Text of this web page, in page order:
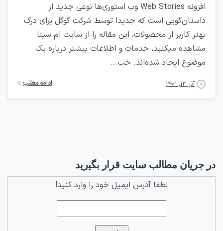
افزونه Web Stories وب استوری‌ها نوعی جدید از
داستان‌گویی است که جدیدا توسط شرکت گوگل برای درک
بهتر کاربر از محصولات، این مقاله را از سایت ام سینا
مشاهده میکنید، خدمات و اطلاعات بیشتر درباره یک
موضوع ایجاد شده‌اند. خب...
آذر ۱۳, ۱۴۰۱ ادامه مطلب
در جریان مطالب سایت قرار بگیرید
لطفا آدرس ایمیل خود را وارد کنید!